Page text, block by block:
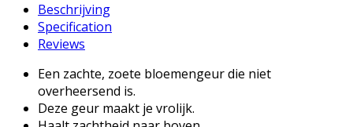
quantityBeschrijving
Specification
Reviews
Een zachte, zoete bloemengeur die niet
overheersend is.
Deze geur maakt je vrolijk.